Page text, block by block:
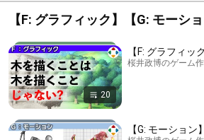
【F: グラフィック】【G: モーシ
20
【F: グラフィック
桜井政博のゲーム
【G: モーション】